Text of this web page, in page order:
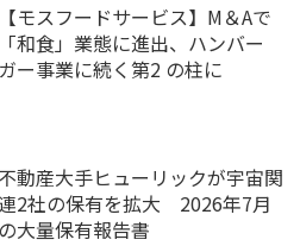
【モスフードサービス】M＆Aで
「和食」業態に進出、ハンバー
ガー事業に続く第2 の柱に
不動産大手ヒューリックが宇宙関
2社の保有を拡大 2026年7月
の大量保有報告書